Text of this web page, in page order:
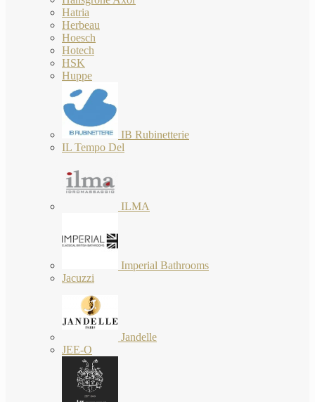
Hatria
Herbeau
Hoesch
Hotech
HSK
Huppe
IB Rubinetterie
IL Tempo Del
ILMA
Imperial Bathrooms
Jacuzzi
Jandelle
JEE-O